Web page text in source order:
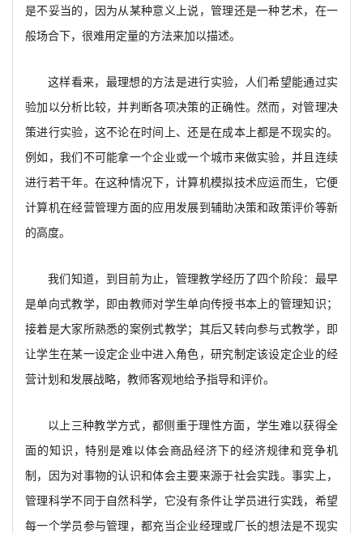
是不妥当的，因为从某种意义上说，管理还是一种艺术，在一
般场合下，很难用定量的方法来加以描述。
这样看来，最理想的方法是进行实验，人们希望能通过实
验加以分析比较，并判断各项决策的正确性。然而，对管理决
策进行实验，这不论在时间上、还是在成本上都是不现实的。
例如，我们不可能拿一个企业或一个城市来做实验，并且连续
进行若干年。在这种情况下，计算机模拟技术应运而生，它便
计算机在经营管理方面的应用发展到辅助决策和政策评价等新
的高度。
我们知道，到目前为止，管理教学经历了四个阶段：最早
是单向式教学，即由教师对学生单向传授书本上的管理知识；
接着是大家所熟悉的案例式教学；其后又转向参与式教学，即
让学生在某一设定企业中进入角色，研究制定该设定企业的经
营计划和发展战略，教师客观地给予指导和评价。
以上三种教学方式，都侧重于理性方面，学生难以获得全
面的知识，特别是难以体会商品经济下的经济规律和竞争机
制，因为对事物的认识和体会主要来源于社会实践。事实上，
管理科学不同于自然科学，它没有条件让学员进行实践，希望
每一个学员参与管理，都充当企业经理或厂长的想法是不现实